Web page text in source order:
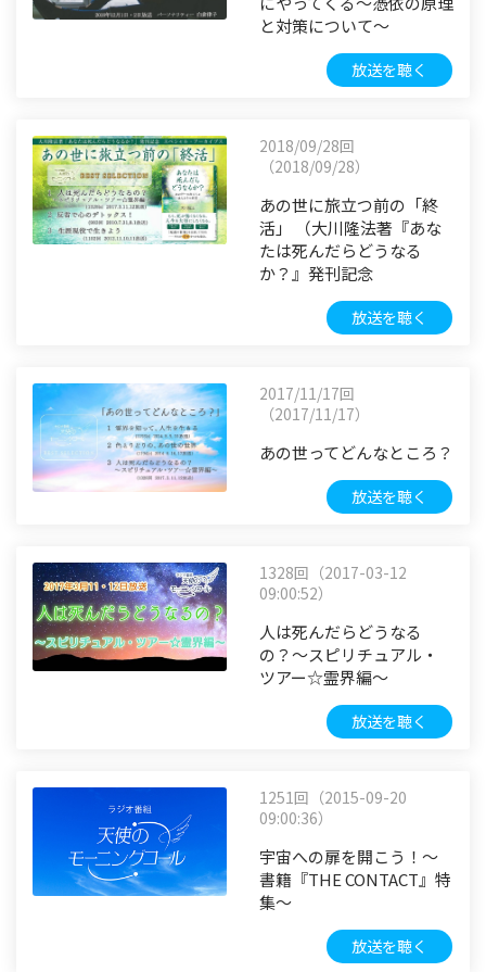
と対策について～
放送を聴く
2018/09/28回
（2018/09/28）
あの世に旅立つ前の「終
活」 （大川隆法著『あな
たは死んだらどうなる
か？』発刊記念
放送を聴く
2017/11/17回
（2017/11/17）
あの世ってどんなところ？
放送を聴く
1328回（2017-03-12
09:00:52）
人は死んだらどうなる
の？～スピリチュアル・
ツアー☆霊界編～
放送を聴く
1251回（2015-09-20
09:00:36）
宇宙への扉を開こう！～
書籍『THE CONTACT』特
集～
放送を聴く